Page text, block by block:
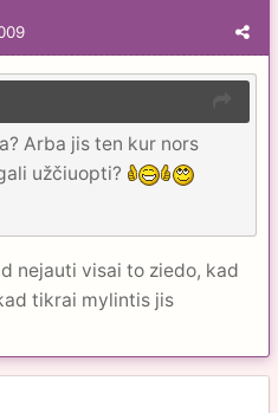
Arba jis ten kur nors
užčiuopti?
nejauti visai to ziedo, kad
tikrai mylintis jis